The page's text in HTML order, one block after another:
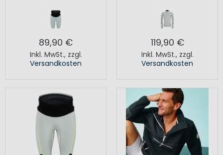
89,90 €
Inkl. MwSt., zzgl.
Versandkosten
119,90 €
Inkl. MwSt., zzgl.
Versandkosten